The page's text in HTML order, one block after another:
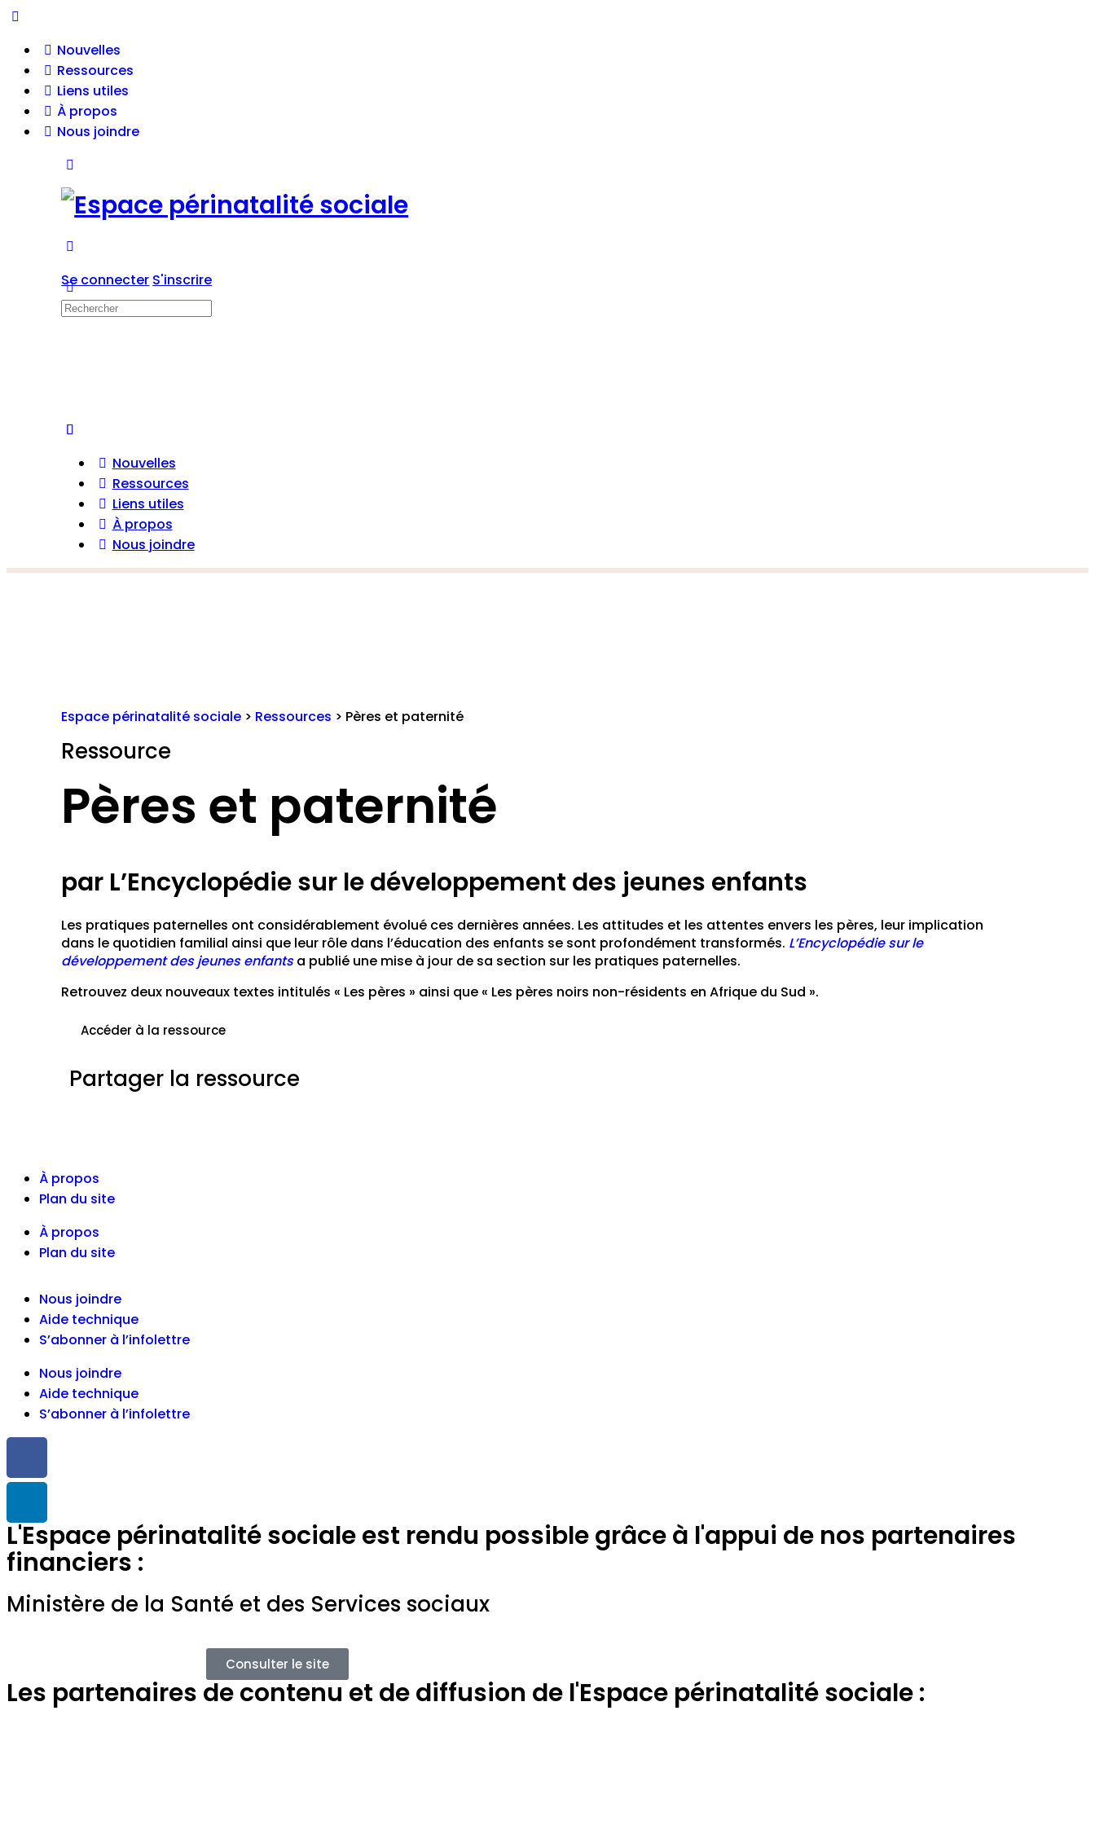
Nouvelles
Ressources
Liens utiles
À propos
Nous joindre
Se connecter S'inscrire
Nouvelles
Ressources
Liens utiles
À propos
Nous joindre
Espace périnatalité sociale > Ressources > Pères et paternité
Ressource
Pères et paternité
par L’Encyclopédie sur le développement des jeunes enfants
Les pratiques paternelles ont considérablement évolué ces dernières années. Les attitudes et les attentes envers les pères, leur implication
dans le quotidien familial ainsi que leur rôle dans l’éducation des enfants se sont profondément transformés. L’Encyclopédie sur le
développement des jeunes enfantsa publié une mise à jour de sa section sur les pratiques paternelles.
Retrouvez deux nouveaux textes intitulés « Les pères » ainsi que « Les pères noirs non-résidents en Afrique du Sud ».
Accéder à la ressource
Partager la ressource
À propos
Plan du site
À propos
Plan du site
Nous joindre
Aide technique
S’abonner à l’infolettre
Nous joindre
Aide technique
S’abonner à l’infolettre
L'Espace périnatalité sociale est rendu possible grâce à l'appui de nos partenaires
financiers :
Ministère de la Santé et des Services sociaux
Consulter le site
Les partenaires de contenu et de diffusion de l'Espace périnatalité sociale :